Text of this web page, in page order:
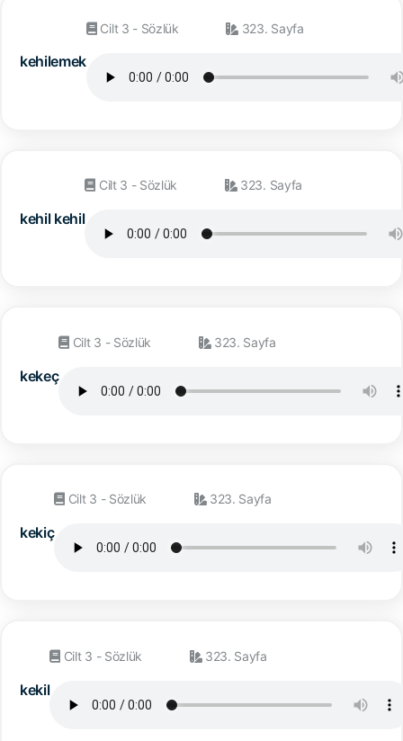
kehilemek
Cilt 3 - Sözlük 323. Sayfa
kehil kehil
Cilt 3 - Sözlük 323. Sayfa
kekeç
Cilt 3 - Sözlük 323. Sayfa
kekiç
Cilt 3 - Sözlük 323. Sayfa
kekil
Cilt 3 - Sözlük 323. Sayfa